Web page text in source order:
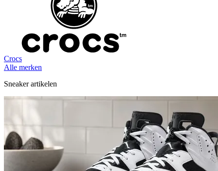
Crocs
Alle merken
Sneaker artikelen